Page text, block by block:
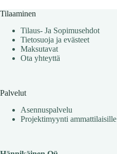
Tilaaminen
Tilaus- Ja Sopimusehdot
Tietosuoja ja evästeet
Maksutavat
Ota yhteyttä
Palvelut
Asennuspalvelu
Projektimyynti ammattilaisille